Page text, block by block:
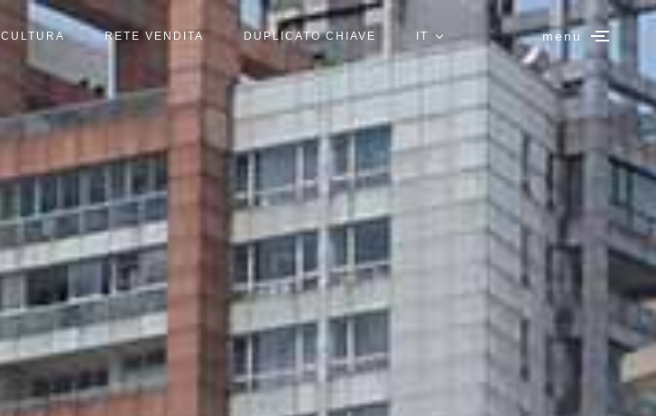
CULTURA RETE VENDITA DUPLICATO CHIAVE IT
DE
FR
menu